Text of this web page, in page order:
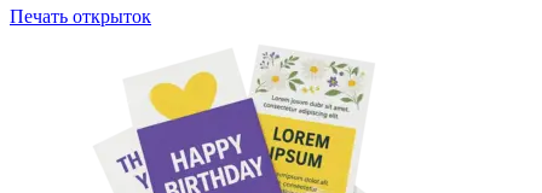
Печать открыток